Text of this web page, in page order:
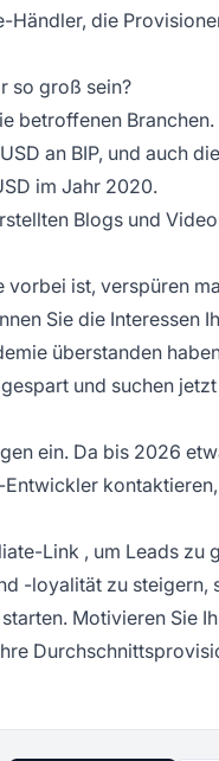
Händler, die
so groß sein?
betroffenen
an BIP, und auch
im Jahr 2020.
Blogs und
ist, verspüren
Sie die Interessen
überstanden
und suchen
ein. Da bis 2026
Link , um Leads zu
-loyalität zu steigern,
starten. Motivieren Sie